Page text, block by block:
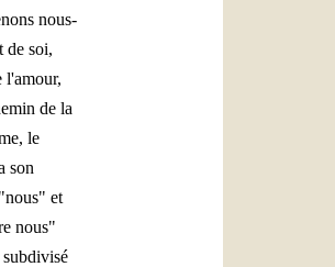
nous-
de soi,
l'amour,
de la
le
son
et
nous"